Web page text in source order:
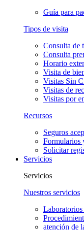
Guía para
Tipos de visita
Consulta de
Consulta
Horario
Visita de
Visitas Sin
Visitas de
Visitas por
Recursos
Seguros
Formularios
Solicitar
Servicios
Servicios
Nuestros servicios
Laboratorios
atención de